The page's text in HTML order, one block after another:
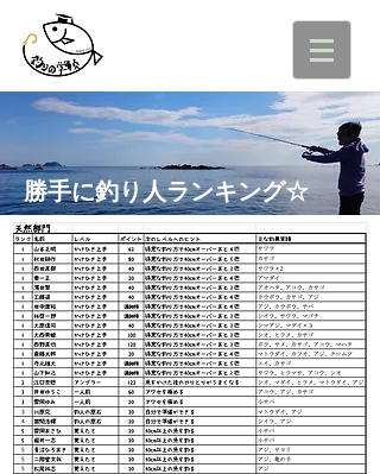
勝手に釣り人ランキング☆